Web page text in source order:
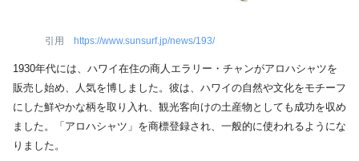
引用 https://www.sunsurf.jp/news/193/
1930年代には、ハワイ在住の商人エラリー・チャンがアロハシャツを
販売し始め、人気を博しました。彼は、ハワイの自然や文化をモチーフ
にした鮮やかな柄を取り入れ、観光客向けの土産物としても成功を収め
ました。「アロハシャツ」を商標登録され、一般的に使われるようにな
りました。